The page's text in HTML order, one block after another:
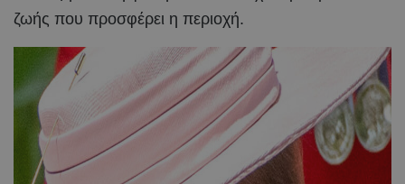
ζωής που προσφέρει η περιοχή.